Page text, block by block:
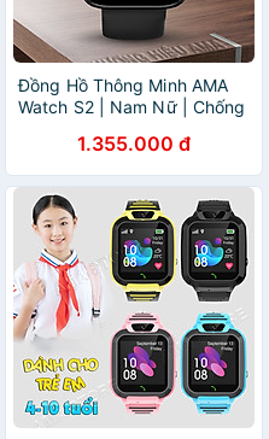
Đồng Hồ Thông Minh AMA
Watch S2 | Nam Nữ | Chống
Điện thoại Theo dõi Sức
khỏe Vận động Màn hình
cong tràn viền Hàng nhập
khẩu
1.355.000 đ